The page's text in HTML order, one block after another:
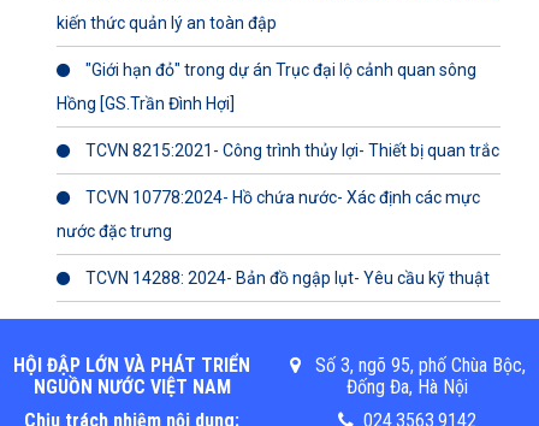
kiến thức quản lý an toàn đập
"Giới hạn đỏ" trong dự án Trục đại lộ cảnh quan sông
Hồng [GS.Trần Đình Hợi]
TCVN 8215:2021- Công trình thủy lợi- Thiết bị quan trắc
TCVN 10778:2024- Hồ chứa nước- Xác định các mực
nước đặc trưng
TCVN 14288: 2024- Bản đồ ngập lụt- Yêu cầu kỹ thuật
HỘI ĐẬP LỚN VÀ PHÁT TRIỂN
NGUỒN NƯỚC VIỆT NAM
Chịu trách nhiệm nội dung:
Số 3, ngõ 95, phố Chùa Bộc,
Đống Đa, Hà Nội
024.3563.9142